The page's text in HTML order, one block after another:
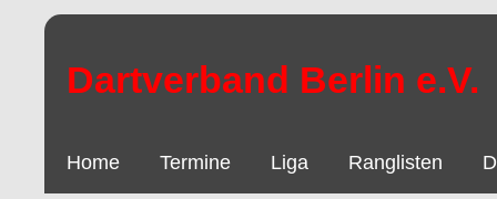
Dartverband Berlin e.V.
Home Termine Liga Ranglisten